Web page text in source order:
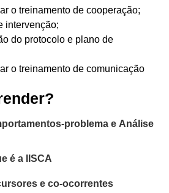
o treinamento de cooperação;
intervenção;
do protocolo e plano de
o treinamento de comunicação
problema e Análise
é a IISCA
e co-ocorrentes